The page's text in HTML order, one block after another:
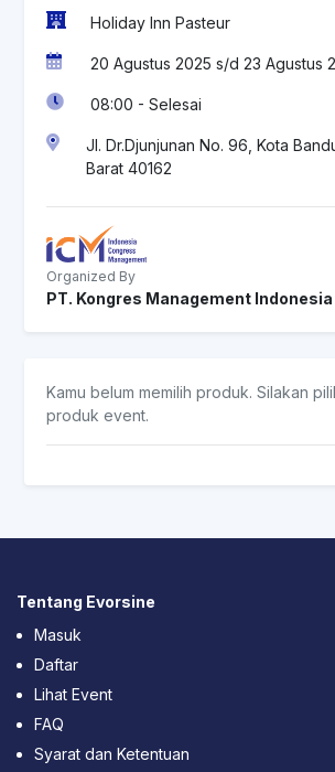
Holiday Inn Pasteur
20 Agustus 2025 s/d 23 Agustus
08:00 - Selesai
Jl. Dr.Djunjunan No. 96, Kota
Barat 40162
Organized By
PT. Kongres Management Indonesia
Kamu belum memilih produk. Silakan
produk event.
Tentang Evorsine
Masuk
Daftar
Lihat Event
FAQ
Syarat dan Ketentuan